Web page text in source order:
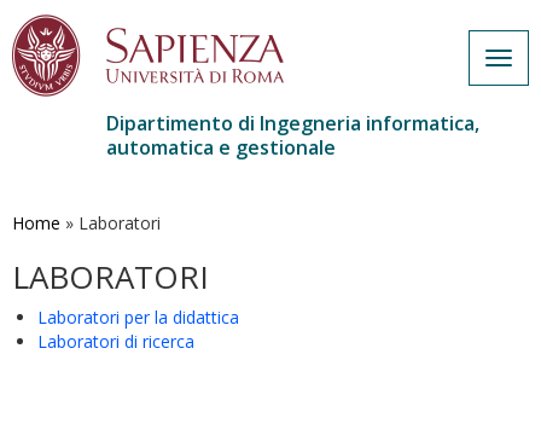
contenuto
Dipartimento di Ingegneria informatica,
automatica e gestionale
Home » Laboratori
LABORATORI
Laboratori per la didattica
Laboratori di ricerca